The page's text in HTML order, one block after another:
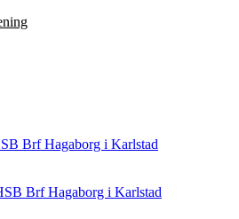
Brf Hagaborg i Karlstad
Brf Hagaborg i Karlstad